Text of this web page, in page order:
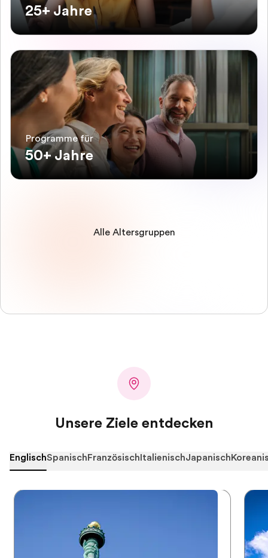
25+ Jahre
Programme für
50+ Jahre
Alle Altersgruppen
Unsere Ziele entdecken
EnglischSpanischFranzösischItalienischJapanisch